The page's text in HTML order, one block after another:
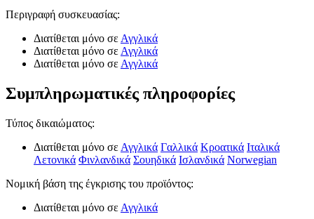
Περιγραφή συσκευασίας:
Διατίθεται μόνο σε Αγγλικά
Διατίθεται μόνο σε Αγγλικά
Διατίθεται μόνο σε Αγγλικά
Συμπληρωματικές πληροφορίες
Τύπος δικαιώματος:
Διατίθεται μόνο σε Αγγλικά Γαλλικά Κροατικά Ιταλικά
Λετονικά Φινλανδικά Σουηδικά Ισλανδικά Norwegian
Νομική βάση της έγκρισης του προϊόντος:
Διατίθεται μόνο σε Αγγλικά